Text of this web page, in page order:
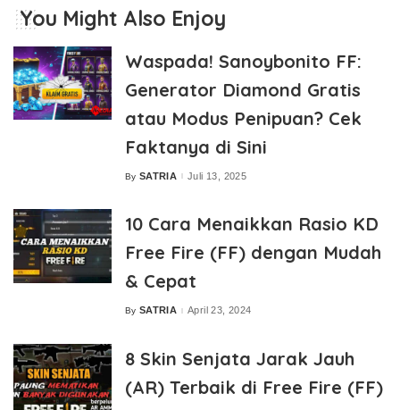
You Might Also Enjoy
Waspada! Sanoybonito FF:
Generator Diamond Gratis
atau Modus Penipuan? Cek
Faktanya di Sini
Posted
By SATRIA Juli 13, 2025
10 Cara Menaikkan Rasio KD
Free Fire (FF) dengan Mudah
& Cepat
Posted
By SATRIA April 23, 2024
8 Skin Senjata Jarak Jauh
(AR) Terbaik di Free Fire (FF)